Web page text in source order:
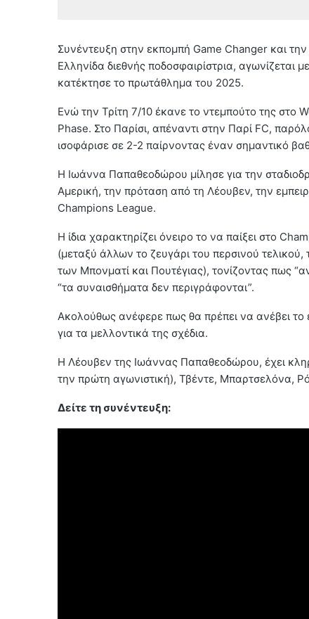
Συνέντευξη στην εκπομπή Game Changer και
Ελληνίδα διεθνής ποδοσφαιρίστρια,
κατέκτησε το πρωτάθλημα του 2025.
Ενώ την Τρίτη 7/10 έκανε το ντεμπούτο της στο
Phase. Στο Παρίσι, απέναντι στην Παρί FC,
ισοφάρισε σε 2-2 παίρνοντας έναν σημαντικό
Η Ιωάννα Παπαθεοδώρου μίλησε για την
Αμερική, την πρόταση από τη Λέουβεν, την
Champions League.
Η ίδια χαρακτηρίζει όνειρο το να παίξει στο
(μεταξύ άλλων το ζευγάρι του περσινού
των Μπονματί και Πουτέγιας), τονίζοντας πως
“τα συναισθήματα δεν περιγράφονται”.
Ακολούθως ανέφερε πως θα πρέπει να ανέβει το
για τα μελλοντικά της σχέδια.
Η Λέουβεν της Ιωάννας Παπαθεοδώρου, έχει
την πρώτη αγωνιστική), Τβέντε, Μπαρτσελόνα,
Δείτε τη συνέντευξη: